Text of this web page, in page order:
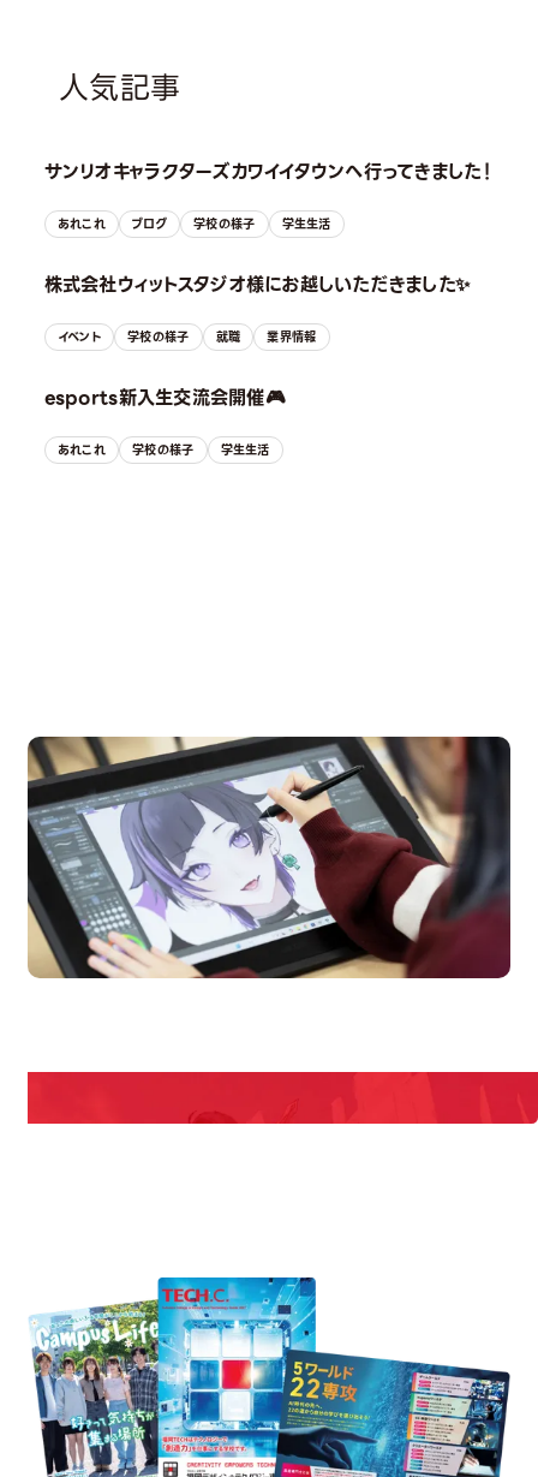
人気記事
サンリオキャラクターズカワイイタウンへ行ってきました！
あれこれ ブログ 学校の様子 学生生活
株式会社ウィットスタジオ様にお越しいただきました✨
イベント 学校の様子 就職 業界情報
esports新入生交流会開催🎮
あれこれ 学校の様子 学生生活
Open